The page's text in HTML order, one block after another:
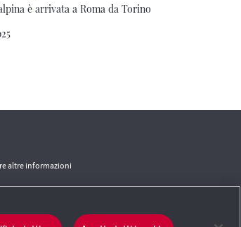
è arrivata a Roma da Torino
altre informazioni